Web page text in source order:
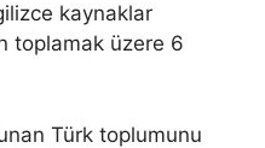
kaynaklar
toplamak üzere 6
Türk toplumunu